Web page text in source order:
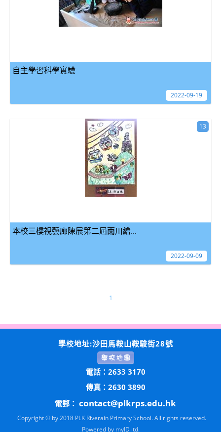
自主學習科學實驗
2022-09-19
本校三樓視藝廊陳展第二屆雨川繪...
13
2022-09-09
1
學校地址:沙田馬鞍山鞍駿街28號
電話：2633 3170
傳真：2630 3890
電郵： contact@plkrps.edu.hk
Copyright © by 2018 PLK Riverain Primary School. All rights reserved.
Powered by myID itd.